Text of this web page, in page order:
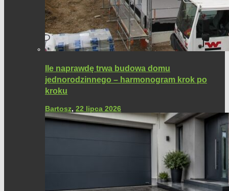
Ile naprawdę trwa budowa domu
jednorodzinnego – harmonogram krok po
kroku
Bartosz, 22 lipca 2026